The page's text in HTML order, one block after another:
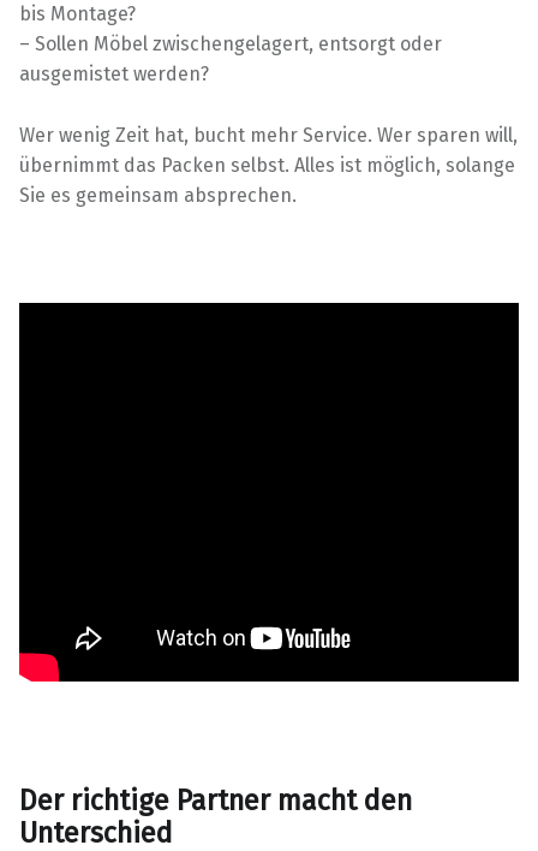
bis Montage?
– Sollen Möbel zwischengelagert, entsorgt oder
ausgemistet werden?
Wer wenig Zeit hat, bucht mehr Service. Wer sparen will,
übernimmt das Packen selbst. Alles ist möglich, solange
Sie es gemeinsam absprechen.
Der richtige Partner macht den
Unterschied